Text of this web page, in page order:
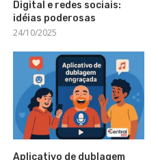
Digital e redes sociais:
idéias poderosas
24/10/2025
Aplicativo de dublagem